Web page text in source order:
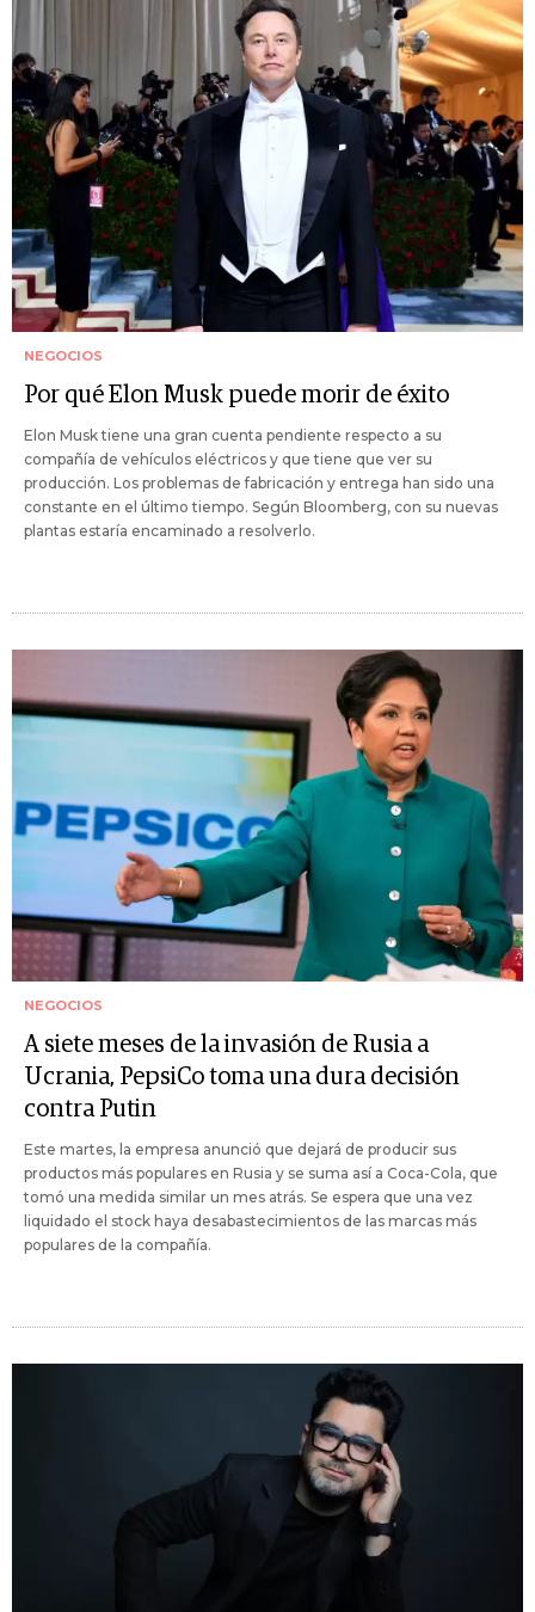
NEGOCIOS
Por qué Elon Musk puede morir de éxito
Elon Musk tiene una gran cuenta pendiente respecto a su
compañía de vehículos eléctricos y que tiene que ver su
producción. Los problemas de fabricación y entrega han sido una
constante en el último tiempo. Según Bloomberg, con su nuevas
plantas estaría encaminado a resolverlo.
NEGOCIOS
A siete meses de la invasión de Rusia a
Ucrania, PepsiCo toma una dura decisión
contra Putin
Este martes, la empresa anunció que dejará de producir sus
productos más populares en Rusia y se suma así a Coca-Cola, que
tomó una medida similar un mes atrás. Se espera que una vez
liquidado el stock haya desabastecimientos de las marcas más
populares de la compañía.